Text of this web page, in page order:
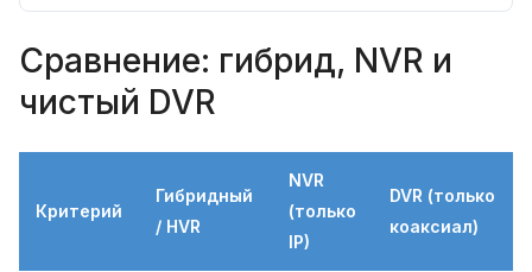
Сравнение: гибрид, NVR и
чистый DVR
Критерий
Гибридный
/ HVR
NVR
(только
IP)
DVR (только
коаксиал)